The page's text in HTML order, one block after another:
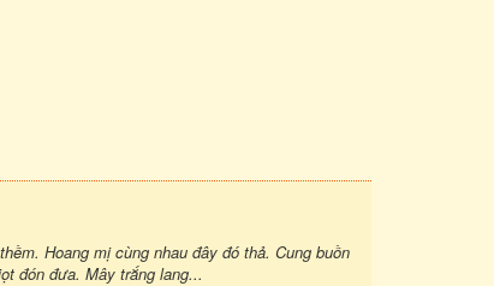
Hoang mị cùng nhau đây đó thả. Cung buồn
đón đưa. Mây trắng lang...